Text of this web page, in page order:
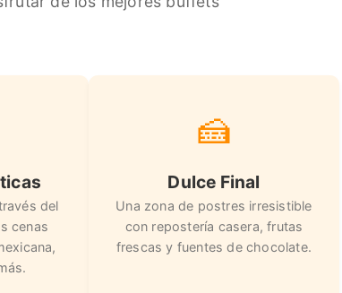
del
cenas
🍰
Dulce Final
Una zona de postres irresistible
con repostería casera, frutas
frescas y fuentes de chocolate.